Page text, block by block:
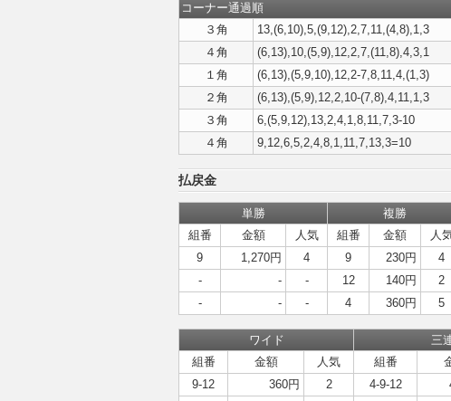
コーナー通過順
３角
13,(6,10),5,(9,12),2,7,11,(4,8),1,3
４角
(6,13),10,(5,9),12,2,7,(11,8),4,3,1
１角
(6,13),(5,9,10),12,2-7,8,11,4,(1,3)
２角
(6,13),(5,9),12,2,10-(7,8),4,11,1,3
３角
6,(5,9,12),13,2,4,1,8,11,7,3-10
４角
9,12,6,5,2,4,8,1,11,7,13,3=10
払戻金
単勝 複勝
組番
金額 人気 組番 金額 人
9
1,270円 4 9 230円 4
-
- - 12 140円 2
-
- - 4 360円 5
ワイド 三
組番
金額 人気 組番
9-12
360円 2 4-9-12